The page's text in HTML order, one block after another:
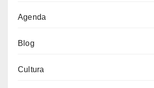
Agenda
Blog
Cultura